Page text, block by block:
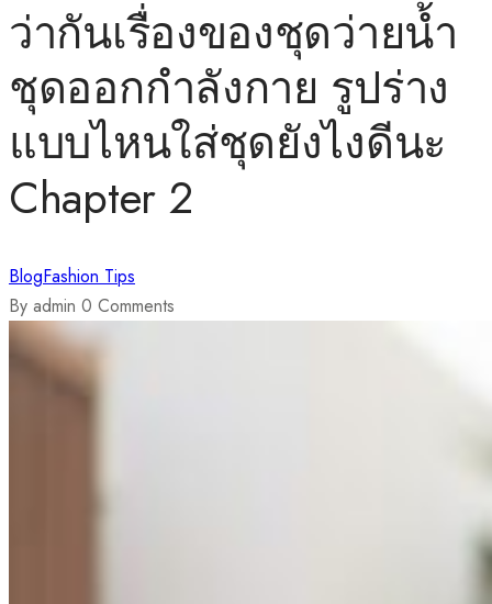
ว่ากันเรื่องของชุดว่ายน้ำ
ชุดออกกำลังกาย รูปร่าง
แบบไหนใส่ชุดยังไงดีนะ
Chapter 2
BlogFashion Tips
By admin 0 Comments